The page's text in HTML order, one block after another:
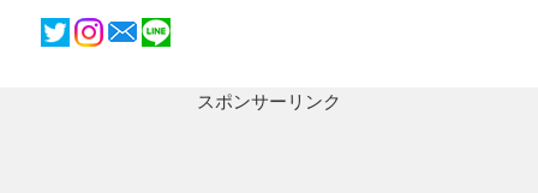
スポンサーリンク